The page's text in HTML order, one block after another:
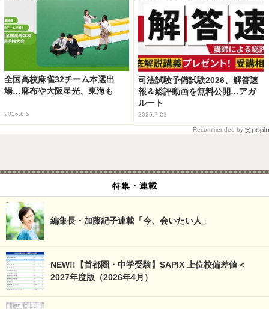
全国高校麻雀32チーム本選出
場…麻布や大阪星光、東海も
2026.8.5
司法試験予備試験2026、解答速
報＆総評動画を無料公開…アガ
ルート
2026.7.21
Recommended by
特集・連載
編集長・加藤紀子連載「今、会いたい人」
NEW!!【首都圏・中学受験】SAPIX 上位校偏差値＜
2027年度版（2026年4月）